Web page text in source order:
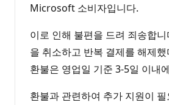
Microsoft 소비자입니다.
이로 인해 불편을 드려 죄송합
을 취소하고 반복 결제를 해제
환불은 영업일 기준 3-5일 이내
환불과 관련하여 추가 지원이